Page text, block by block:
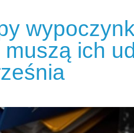
ich